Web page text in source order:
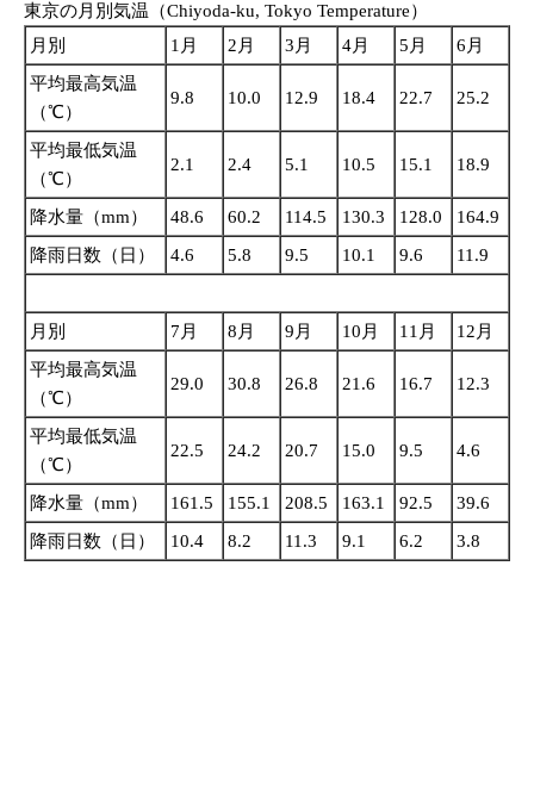
東京の月別気温（Chiyoda-ku, Tokyo Temperature）
月別
1月 2月 3月 4月 5月
6月
平均最高気温
（℃）
9.8 10.0 12.9 18.4 22.7 25.2
平均最低気温
（℃）
2.1 2.4 5.1 10.5 15.1 18.9
降水量（mm） 48.6 60.2 114.5 130.3 128.0
164.9
降雨日数（日）
4.6 5.8 9.5 10.1 9.6 11.9
月別 7月 8月 9月 10月 11月
12月
平均最高気温
（℃）
29.0 30.8 26.8 21.6 16.7 12.3
平均最低気温
（℃）
22.5 24.2 20.7 15.0 9.5 4.6
降水量（mm） 161.5 155.1 208.5 163.1 92.5
39.6
降雨日数（日）
10.4 8.2 11.3 9.1 6.2 3.8